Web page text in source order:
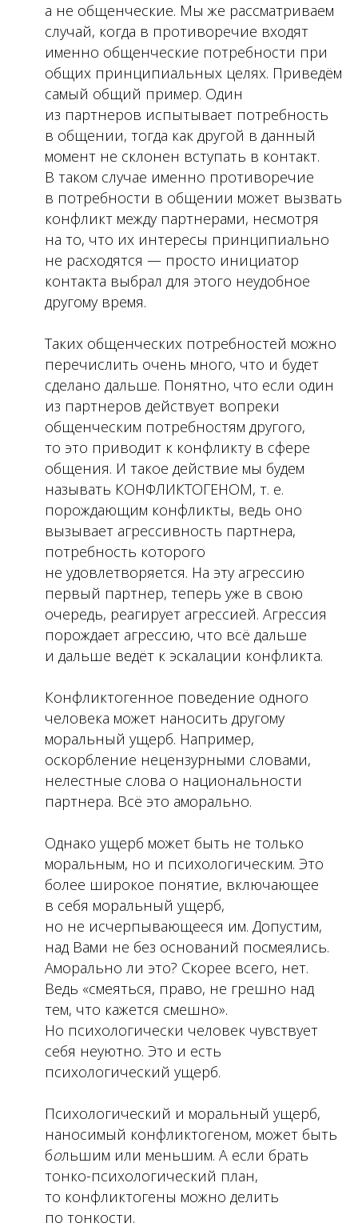
а не общенческие. Мы же рассматриваем
случай, когда в противоречие входят
именно общенческие потребности при
общих принципиальных целях. Приведём
самый общий пример. Один
из партнеров испытывает потребность
в общении, тогда как другой в данный
момент не склонен вступать в контакт.
В таком случае именно противоречие
в потребности в общении может вызвать
конфликт между партнерами, несмотря
на то, что их интересы принципиально
не расходятся — просто инициатор
контакта выбрал для этого неудобное
другому время.
Таких общенческих потребностей можно
перечислить очень много, что и будет
сделано дальше. Понятно, что если один
из партнеров действует вопреки
общенческим потребностям другого,
то это приводит к конфликту в сфере
общения. И такое действие мы будем
называть КОНФЛИКТОГЕНОМ, т. е.
порождающим конфликты, ведь оно
вызывает агрессивность партнера,
потребность которого
не удовлетворяется. На эту агрессию
первый партнер, теперь уже в свою
очередь, реагирует агрессией. Агрессия
порождает агрессию, что всё дальше
и дальше ведёт к эскалации конфликта.
Конфликтогенное поведение одного
человека может наносить другому
моральный ущерб. Например,
оскорбление нецензурными словами,
нелестные слова о национальности
партнера. Всё это аморально.
Однако ущерб может быть не только
моральным, но и психологическим. Это
более широкое понятие, включающее
в себя моральный ущерб,
но не исчерпывающееся им. Допустим,
над Вами не без оснований посмеялись.
Аморально ли это? Скорее всего, нет.
Ведь «смеяться, право, не грешно над
тем, что кажется смешно».
Но психологически человек чувствует
себя неуютно. Это и есть
психологический ущерб.
Психологический и моральный ущерб,
наносимый конфликтогеном, может быть
большим или меньшим. А если брать
тонко-психологический план,
то конфликтогены можно делить
по тонкости.